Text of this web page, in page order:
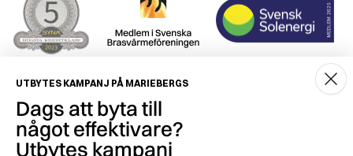
Smidig betalning
UTBYTES KAMPANJ PÅ MARIEBERGS
Dags att byta till
något effektivare?
Utbytes kampanj